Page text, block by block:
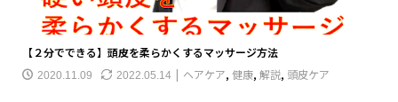
【２分でできる】頭皮を柔らかくするマッサージ方法
2020.11.09 2022.05.14 ヘアケア, 健康, 解説, 頭皮ケア